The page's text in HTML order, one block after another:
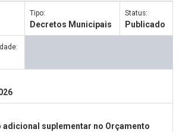
Tipo:
Decretos Municipais
Status:
Publicado
suplementar no Orçamento